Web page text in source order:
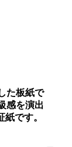
た板紙で
感を演出
です。